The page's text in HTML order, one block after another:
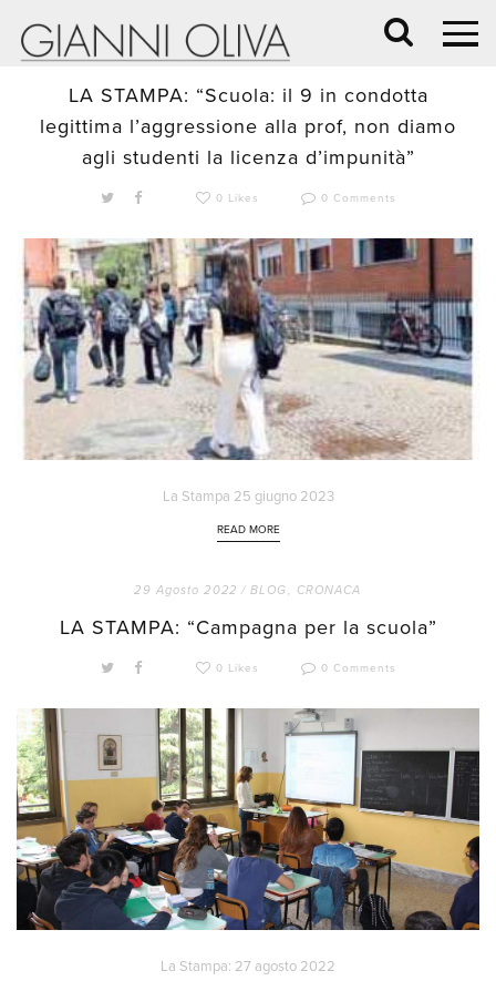
25 Giugno 2023 /BLOG,CRONACA
LA STAMPA: “Scuola: il 9 in condotta
legittima l’aggressione alla prof, non diamo
agli studenti la licenza d’impunità”
0 Likes 0 Comments
La Stampa 25 giugno 2023
READ MORE
29 Agosto 2022 /BLOG, CRONACA
LA STAMPA: “Campagna per la scuola”
0 Likes 0 Comments
La Stampa: 27 agosto 2022